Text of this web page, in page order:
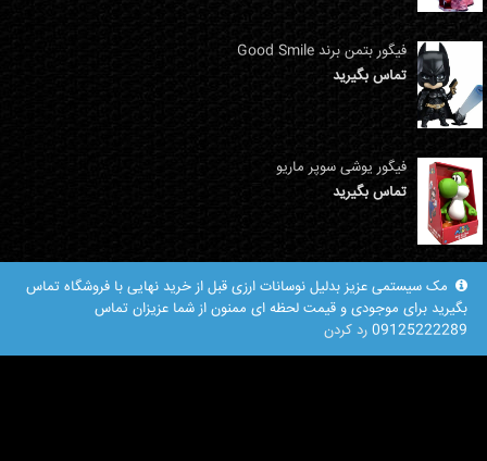
فیگور بتمن برند Good Smile
تماس بگیرید
فیگور یوشی سوپر ماریو
تماس بگیرید
مک سیستمی عزیز بدلیل نوسانات ارزی قبل از خرید نهایی با فروشگاه تماس
بگیرید برای موجودی و قیمت لحظه ای ممنون از شما عزیزان تماس
09125222289 رد کردن